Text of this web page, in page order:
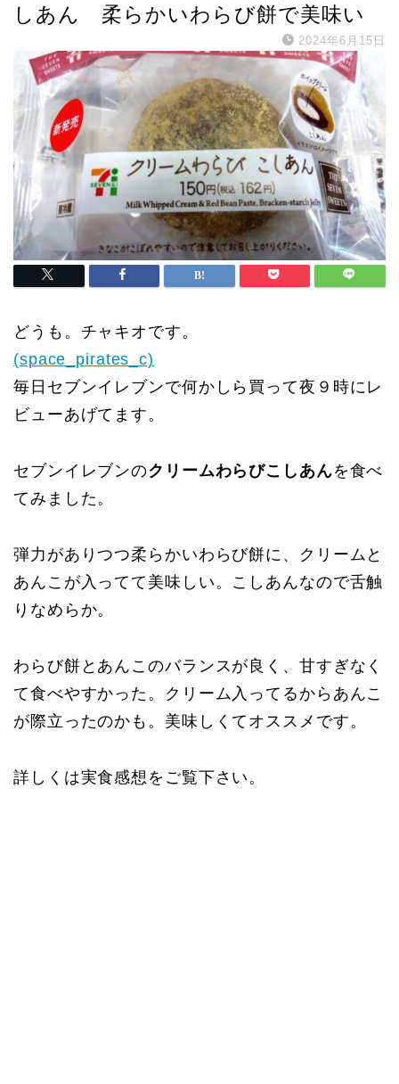
しあん 柔らかいわらび餅で美味い
2024年6月15日
どうも。チャキオです。
(space_pirates_c)
毎日セブンイレブンで何かしら買って夜９時にレ
ビューあげてます。
セブンイレブンのクリームわらびこしあんを食べ
てみました。
弾力がありつつ柔らかいわらび餅に、クリームと
あんこが入ってて美味しい。こしあんなので舌触
りなめらか。
わらび餅とあんこのバランスが良く、甘すぎなく
て食べやすかった。クリーム入ってるからあんこ
が際立ったのかも。美味しくてオススメです。
詳しくは実食感想をご覧下さい。